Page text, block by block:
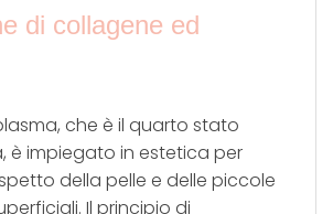
di collagene ed
che è il quarto stato
è impiegato in estetica per
della pelle e delle piccole
Il principio di